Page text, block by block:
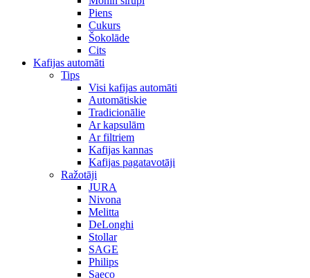
Piens
Cukurs
Šokolāde
Cits
Kafijas automāti
Tips
Visi kafijas automāti
Automātiskie
Tradicionālie
Ar kapsulām
Ar filtriem
Kafijas kannas
Kafijas pagatavotāji
Ražotāji
JURA
Nivona
Melitta
DeLonghi
Stollar
SAGE
Philips
Saeco